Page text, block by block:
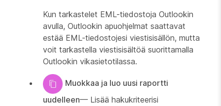
Kun tarkastelet EML-tiedostoja Outlookin
avulla, Outlookin apuohjelmat saattavat
estää EML-tiedostojesi viestisisällön, mutta
voit tarkastella viestisisältöä suorittamalla
Outlookin vikasietotilassa.
Muokkaa ja luo uusi raportti
uudelleen— Lisää hakukriteerisi